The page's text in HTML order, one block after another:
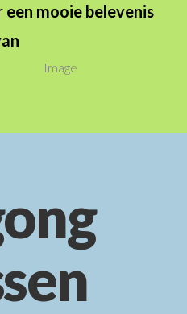
een mooie belevenis